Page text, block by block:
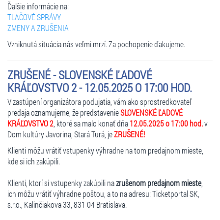
Ďalšie informácie na:
TLAČOVÉ SPRÁVY
ZMENY A ZRUŠENIA
Vzniknutá situácia nás veľmi mrzí. Za pochopenie ďakujeme.
ZRUŠENÉ - SLOVENSKÉ ĽADOVÉ
KRÁĽOVSTVO 2 - 12.05.2025 O 17:00 HOD.
V zastúpení organizátora podujatia, vám ako sprostredkovateľ
predaja oznamujeme, že predstavenieSLOVENSKÉ ĽADOVÉ
KRÁĽOVSTVO 2 , ktoré sa malo konať dňa12.05.2025 o 17:00 hod.v
Dom kultúry Javorina, Stará Turá, jeZRUŠENÉ!
Klienti môžu vrátiť vstupenky výhradne na tom predajnom mieste,
kde si ich zakúpili.
Klienti, ktorí si vstupenky zakúpili nazrušenom predajnom mieste,
ich môžu vrátiť výhradne poštou, a to na adresu: Ticketportal SK,
s.r.o., Kalinčiakova 33, 831 04 Bratislava.